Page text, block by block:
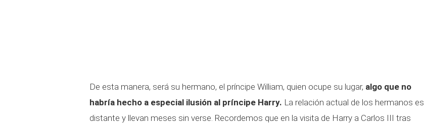
De esta manera, será su hermano, el príncipe William, quien ocupe su lugar, algo que no
habría hecho a especial ilusión al príncipe Harry. La relación actual de los hermanos es
distante y llevan meses sin verse. Recordemos que en la visita de Harry a Carlos III tras